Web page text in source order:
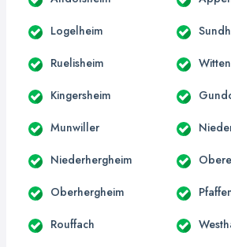
Logelheim
Ruelisheim
Kingersheim
Munwiller
Niederhergheim
Oberhergheim
Rouffach